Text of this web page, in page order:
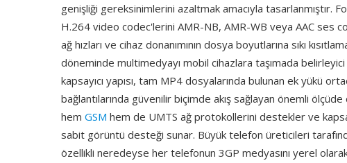
genişliği gereksinimlerini azaltmak amacıyla tasarlanmıştır.
H.264 video codec'lerini AMR-NB, AMR-WB veya AAC ses
ağ hızları ve cihaz donanımının dosya boyutlarına sıkı
döneminde multimedyayı mobil cihazlara taşımada
kapsayıcı yapısı, tam MP4 dosyalarında bulunan ek yükü
bağlantılarında güvenilir biçimde akış sağlayan önemli
hem GSM hem de UMTS ağ protokollerini destekler ve
sabit görüntü desteği sunar. Büyük telefon üreticileri
özellikli neredeyse her telefonun 3GP medyasını yerel